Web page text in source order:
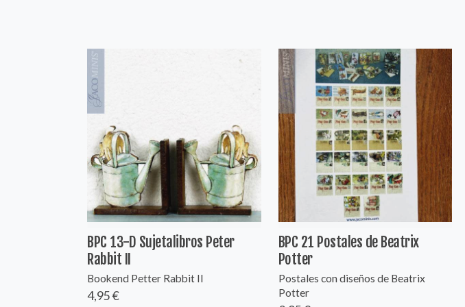
BPC 13-D Sujetalibros Peter
Rabbit II
Bookend Petter Rabbit II
4,95 €
BPC 21 Postales de Beatrix
Potter
Postales con diseños de Beatrix
Potter